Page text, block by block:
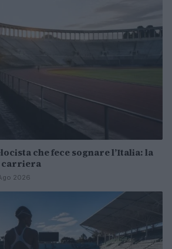
che fece sognare l’Italia: la
carriera
2026